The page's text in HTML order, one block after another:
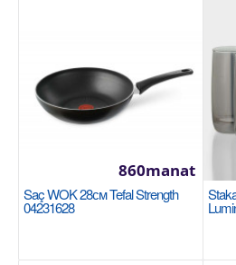
40
Sebede
Saç WOK 28см Tefal Strength
04231628
860manat